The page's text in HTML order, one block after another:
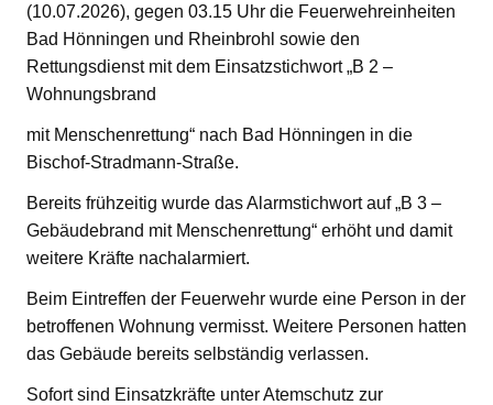
(10.07.2026), gegen 03.15 Uhr die Feuerwehreinheiten
Bad Hönningen und Rheinbrohl sowie den
Rettungsdienst mit dem Einsatzstichwort „B 2 –
Wohnungsbrand
mit Menschenrettung“ nach Bad Hönningen in die
Bischof-Stradmann-Straße.
Bereits frühzeitig wurde das Alarmstichwort auf „B 3 –
Gebäudebrand mit Menschenrettung“ erhöht und damit
weitere Kräfte nachalarmiert.
Beim Eintreffen der Feuerwehr wurde eine Person in der
betroffenen Wohnung vermisst. Weitere Personen hatten
das Gebäude bereits selbständig verlassen.
Sofort sind Einsatzkräfte unter Atemschutz zur